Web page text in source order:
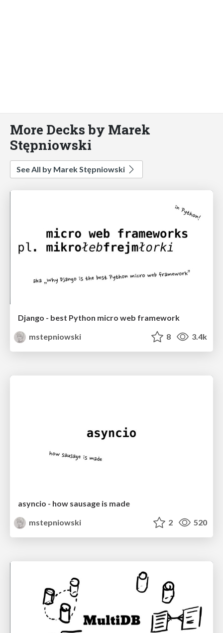
More Decks by Marek
Stępniowski
See All by Marek Stępniowski
Django - best Python micro web framework
mstepniowski
8 3.4k
asyncio - how sausage is made
mstepniowski
2 520